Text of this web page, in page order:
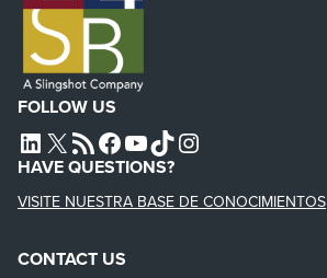
FOLLOW US
L4SB LINKEDIN
X L4SB RSS FEEDL4SB FACEBOOK
L4SB YOUTUBE
TIKTOKINSTAGRAM
HAVE QUESTIONS?
VISITE NUESTRA BASE DE CONOCIMIENTOS
CONTACT US